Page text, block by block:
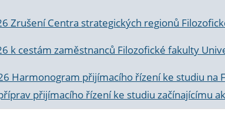
Zrušení Centra strategických regionů
k cestám zaměstnanců Filozofické fakulty
Harmonogram přijímacího řízení ke studiu na
přijímacího řízení ke studiu začínajícímu